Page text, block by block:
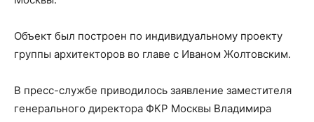
Объект был построен по индивидуальному проекту
группы архитекторов во главе с Иваном Жолтовским.
В пресс-службе приводилось заявление заместителя
генерального директора ФКР Москвы Владимира